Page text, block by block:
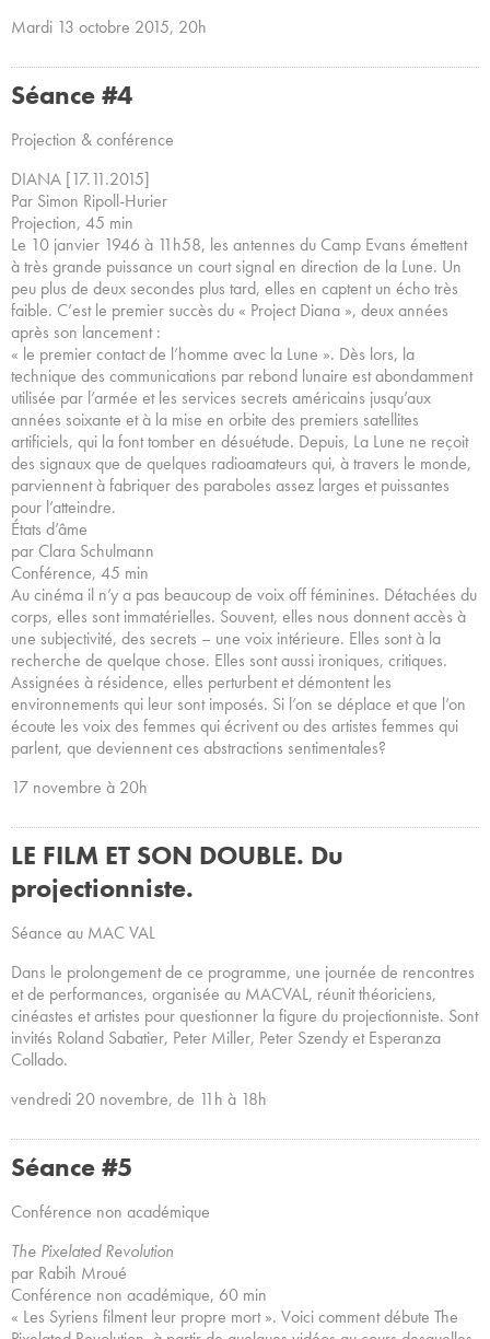
Mardi 13 octobre 2015, 20h
Séance #4
Projection & conférence
DIANA [17.11.2015]
Par Simon Ripoll-Hurier
Projection, 45 min
Le 10 janvier 1946 à 11h58, les antennes du Camp Evans émettent
à très grande puissance un court signal en direction de la Lune. Un
peu plus de deux secondes plus tard, elles en captent un écho très
faible. C’est le premier succès du « Project Diana », deux années
après son lancement :
« le premier contact de l’homme avec la Lune ». Dès lors, la
technique des communications par rebond lunaire est abondamment
utilisée par l’armée et les services secrets américains jusqu’aux
années soixante et à la mise en orbite des premiers satellites
artificiels, qui la font tomber en désuétude. Depuis, La Lune ne reçoit
des signaux que de quelques radioamateurs qui, à travers le monde,
parviennent à fabriquer des paraboles assez larges et puissantes
pour l’atteindre.
États d’âme
par Clara Schulmann
Conférence, 45 min
Au cinéma il n’y a pas beaucoup de voix off féminines. Détachées du
corps, elles sont immatérielles. Souvent, elles nous donnent accès à
une subjectivité, des secrets – une voix intérieure. Elles sont à la
recherche de quelque chose. Elles sont aussi ironiques, critiques.
Assignées à résidence, elles perturbent et démontent les
environnements qui leur sont imposés. Si l’on se déplace et que l’on
écoute les voix des femmes qui écrivent ou des artistes femmes qui
parlent, que deviennent ces abstractions sentimentales?
17 novembre à 20h
LE FILM ET SON DOUBLE. Du
projectionniste.
Séance au MAC VAL
Dans le prolongement de ce programme, une journée de rencontres
et de performances, organisée au MACVAL, réunit théoriciens,
cinéastes et artistes pour questionner la figure du projectionniste. Sont
invités Roland Sabatier, Peter Miller, Peter Szendy et Esperanza
Collado.
vendredi 20 novembre, de 11h à 18h
Séance #5
Conférence non académique
The Pixelated Revolution
par Rabih Mroué
Conférence non académique, 60 min
« Les Syriens filment leur propre mort ». Voici comment débute The